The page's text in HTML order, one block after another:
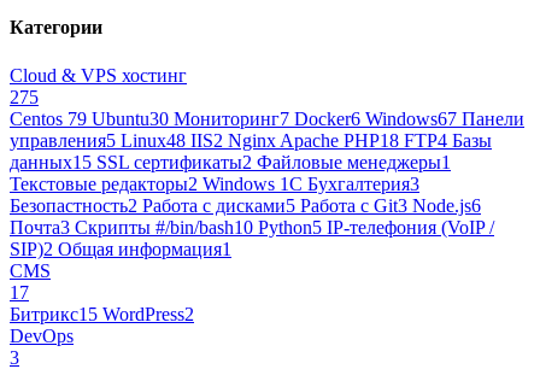
Категории
Cloud & VPS хостинг
275
Centos 79 Ubuntu30 Мониторинг7 Docker6 Windows67 Панели
управления5 Linux48 IIS2 Nginx Apache PHP18 FTP4 Базы
данных15 SSL сертификаты2 Файловые менеджеры1
Текстовые редакторы2 Windows 1С Бухгалтерия3
Безопастность2 Работа с дисками5 Работа с Git3 Node.js6
Почта3 Cкрипты #/bin/bash10 Python5 IP-телефония (VoIP /
SIP)2 Общая информация1
CMS
17
Битрикс15 WordPress2
DevOps
3